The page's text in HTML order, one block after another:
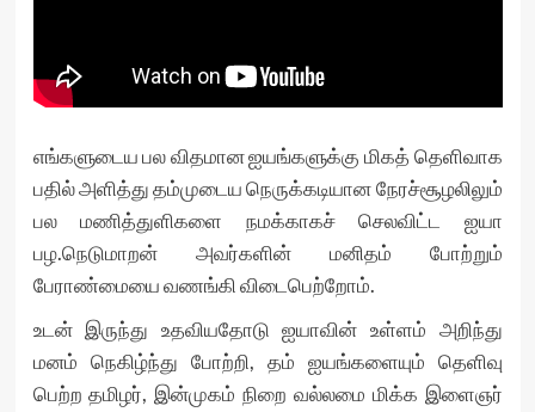
எங்களுடைய பல விதமான ஐயங்களுக்கு மிகத் தெளிவாக
பதில் அளித்து தம்முடைய நெருக்கடியான நேரச்சூழலிலும்
பல மணித்துளிகளை நமக்காகச் செலவிட்ட ஐயா
பழ.நெடுமாறன் அவர்களின் மனிதம் போற்றும்
பேராண்மையை வணங்கி விடைபெற்றோம்.
உடன் இருந்து உதவியதோடு ஐயாவின் உள்ளம் அறிந்து
மனம் நெகிழ்ந்து போற்றி, தம் ஐயங்களையும் தெளிவு
பெற்ற தமிழர், இன்முகம் நிறை வல்லமை மிக்க இளைஞர்